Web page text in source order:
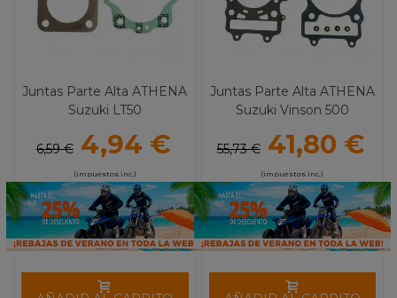
Juntas Parte Alta ATHENA
Suzuki LT50
6,59 € 4,94 €
(impuestos inc.)
Juntas Parte Alta ATHENA
Suzuki Vinson 500
55,73 € 41,80 €
(impuestos inc.)